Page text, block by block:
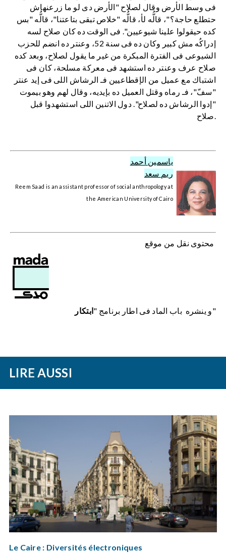
فى وسط الأرض وقال لصلاح "الأرض دى لو ما زرعنهاش
حتطلع حاجة؟"، قالُّه لأ، قالُّه "خلاص تبقى بتاعتنا"، قالُّه "بس
كده حيقولوا علينا شيوعيين". فى الوقت ده كان صلاح لسه
إدراكُه مش كبير وكان ده فى سنة 52، وعنتر ده انضم للحزب
الشيوعى فى الفترة المبكرة من غير ما يقول لصلاح، وبعد كده
صلاح عرف وعنتر ده استشهد فى معركة مسلحة، كان فى
اشتباك مع عميل من الإقطاعيين فـ الرشاش اللى فى إيد عنتر
"سفّ"، فـ رماه وقتل العميل ده بإيديه، وقال لهم وهو بيموت
"إدوا الرشاش ده لصلاح". دول الاتنين اللى استشهدوا قبل
صلاح.
ياسمين أحمد
ريم سعد
Reem Saad is an assistant professor of social anthropology at
the American University of Cairo
و ينشره باب الماد فى اطار برنامج "ابتكار "
LIRE AUSSI
Le Caire : Diversités électroniques